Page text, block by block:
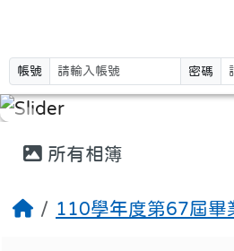
帳號 密碼
所有相簿
110學年度第67屆畢